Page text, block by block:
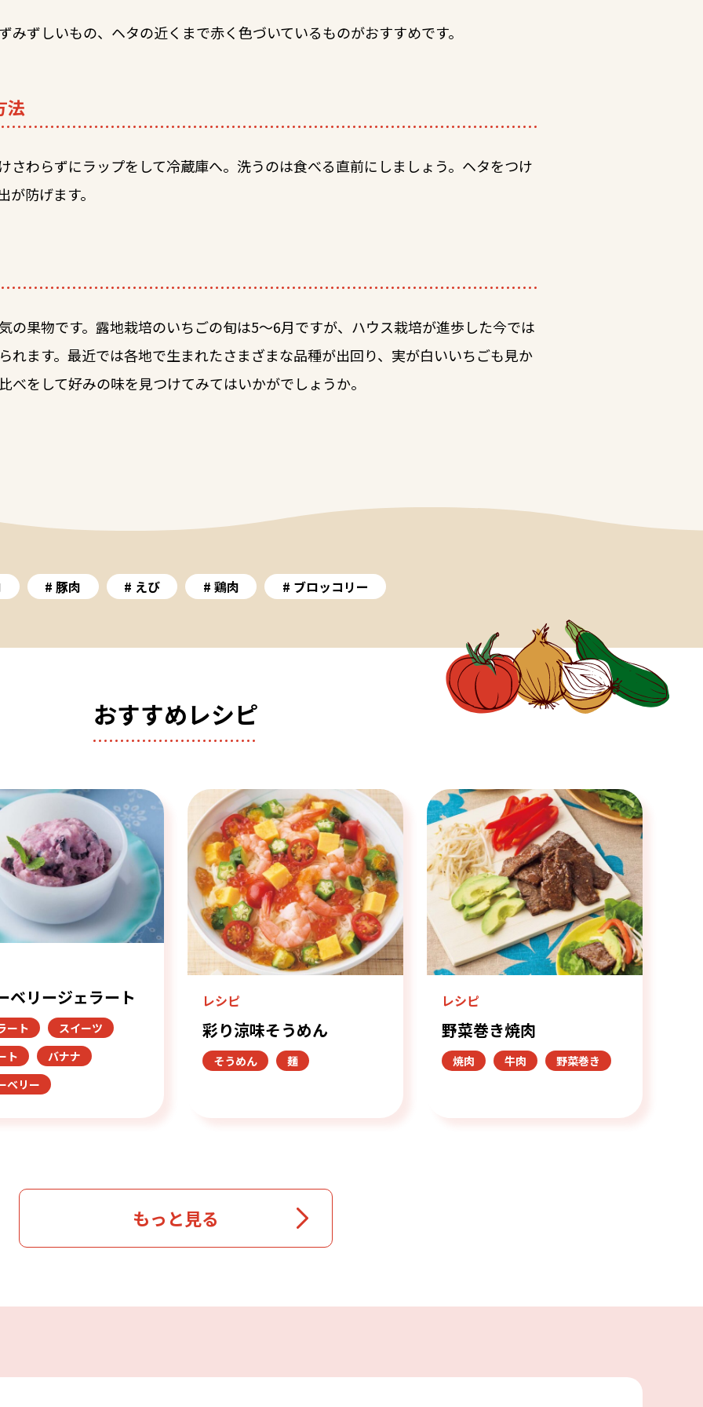
みずしいもの、ヘタの近くまで赤く色づいているものがおすすめです。
法
さわらずにラップをして冷蔵庫へ。洗うのは食べる直前にしましょう。ヘタをつけ
防げます。
の果物です。露地栽培のいちごの旬は5～6月ですが、ハウス栽培が進歩した今では
れます。最近では各地で生まれたさまざまな品種が出回り、実が白いいちごも見か
べをして好みの味を見つけてみてはいかがでしょうか。
豚肉 えび 鶏肉 ブロッコリー
おすすめレシピ
ベリージェラート
ート
スイーツ
ト
バナナ
ベリー
レシピ
彩り涼味そうめん
そうめん 麺
レシピ
野菜巻き焼肉
焼肉 牛肉 野菜巻き
もっと見る